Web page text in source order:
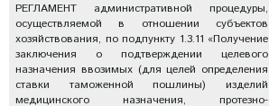
РЕГЛАМЕНТ административной процедуры,
осуществляемой в отношении субъектов
хозяйствования, по подпункту 1.3.11 «Получение
заключения о подтверждении целевого
назначения ввозимых (для целей определения
ставки таможенной пошлины) изделий
медицинского назначения, протезно-